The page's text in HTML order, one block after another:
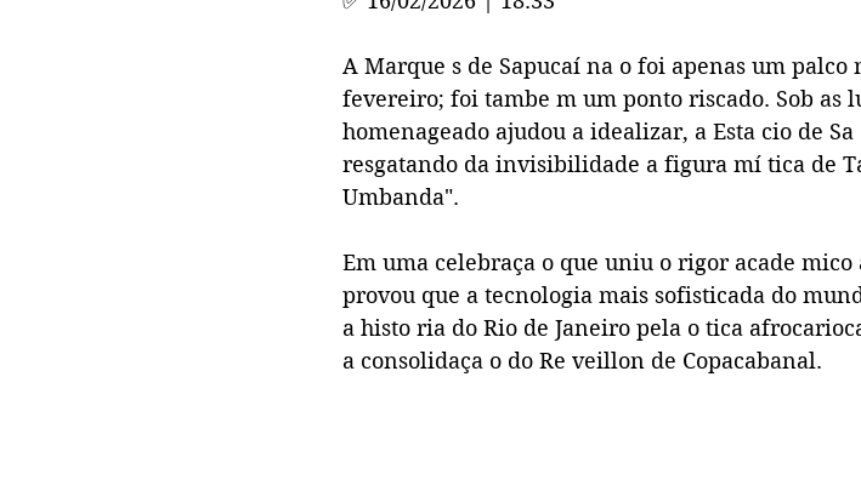
A Marque s de Sapucaí na o foi apenas um palco
fevereiro; foi tambe m um ponto riscado. Sob as
homenageado ajudou a idealizar, a Esta cio de
resgatando da invisibilidade a figura mí tica de
Umbanda".
Em uma celebraça o que uniu o rigor acade mico
provou que a tecnologia mais sofisticada do
a histo ria do Rio de Janeiro pela o tica
a consolidaça o do Re veillon de Copacabanal.